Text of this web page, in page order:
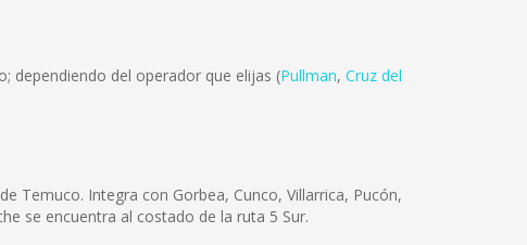
dependiendo del operador que elijas (Pullman, Cruz del
Temuco. Integra con Gorbea, Cunco, Villarrica, Pucón,
se encuentra al costado de la ruta 5 Sur.